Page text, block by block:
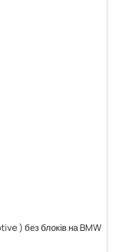
) без блоків на BMW